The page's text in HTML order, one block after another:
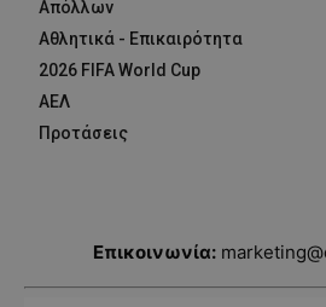
Απόλλων
Αθλητικά - Επικαιρότητα
2026 FIFA World Cup
ΑΕΛ
Προτάσεις
Επικοινωνία: